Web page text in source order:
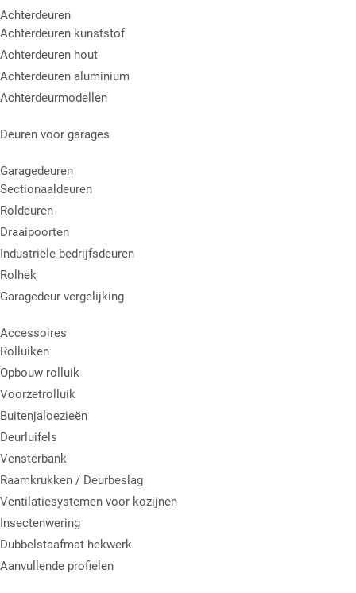
Achterdeuren
Achterdeuren kunststof
Achterdeuren hout
Achterdeuren aluminium
Achterdeurmodellen
Deuren voor garages
Garagedeuren
Sectionaaldeuren
Roldeuren
Draaipoorten
Industriële bedrijfsdeuren
Rolhek
Garagedeur vergelijking
Accessoires
Rolluiken
Opbouw rolluik
Voorzetrolluik
Buitenjaloezieën
Deurluifels
Vensterbank
Raamkrukken / Deurbeslag
Ventilatiesystemen voor kozijnen
Insectenwering
Dubbelstaafmat hekwerk
Aanvullende profielen